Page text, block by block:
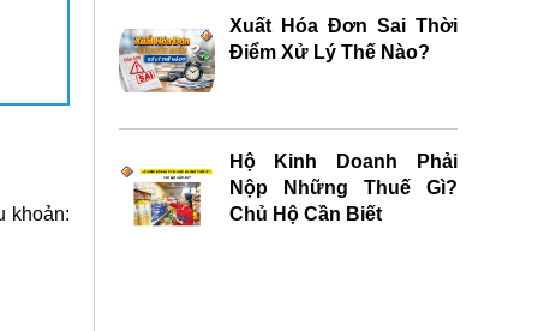
khoản:
Xuất Hóa Đơn Sai Thời
Điểm Xử Lý Thế Nào?
Hộ Kinh Doanh Phải
Nộp Những Thuế Gì?
Chủ Hộ Cần Biết